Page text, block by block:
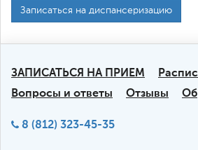
Записаться на диспансеризацию
ЗАПИСАТЬСЯ НА ПРИЕМ
Вопросы и ответы
Отзывы
8 (812) 323-45-35